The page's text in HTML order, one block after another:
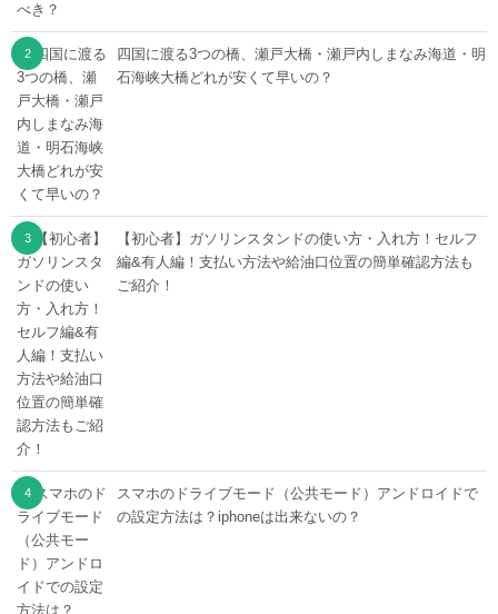
四国に渡る3つの橋、瀬戸大橋・瀬戸内しまなみ海道・明
石海峡大橋どれが安くて早いの？
【初心者】ガソリンスタンドの使い方・入れ方！セルフ
編&有人編！支払い方法や給油口位置の簡単確認方法も
ご紹介！
スマホのドライブモード（公共モード）アンドロイドで
の設定方法は？iphoneは出来ないの？